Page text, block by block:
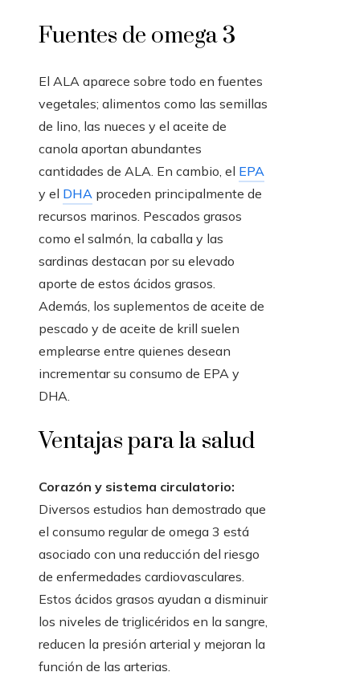
Fuentes de omega 3
El ALA aparece sobre todo en fuentes
vegetales; alimentos como las semillas
de lino, las nueces y el aceite de
canola aportan abundantes
cantidades de ALA. En cambio, el EPA
y el DHA proceden principalmente de
recursos marinos. Pescados grasos
como el salmón, la caballa y las
sardinas destacan por su elevado
aporte de estos ácidos grasos.
Además, los suplementos de aceite de
pescado y de aceite de krill suelen
emplearse entre quienes desean
incrementar su consumo de EPA y
DHA.
Ventajas para la salud
Corazón y sistema circulatorio:
Diversos estudios han demostrado que
el consumo regular de omega 3 está
asociado con una reducción del riesgo
de enfermedades cardiovasculares.
Estos ácidos grasos ayudan a disminuir
los niveles de triglicéridos en la sangre,
reducen la presión arterial y mejoran la
función de las arterias.